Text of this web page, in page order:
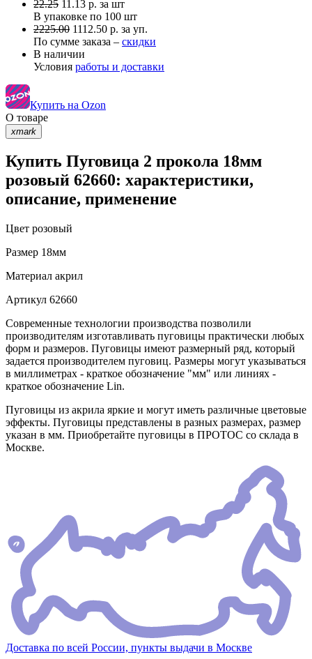
22.25 11.13 р. за шт
В упаковке по 100 шт
2225.00 1112.50 р. за уп.
По сумме заказа – скидки
В наличии
Условия работы и доставки
Купить на Ozon
О товаре
xmark
Купить Пуговица 2 прокола 18мм
розовый 62660: характеристики,
описание, применение
Цвет розовый
Размер 18мм
Материал акрил
Артикул 62660
Современные технологии производства позволили
производителям изготавливать пуговицы практически любых
форм и размеров. Пуговицы имеют размерный ряд, который
задается производителем пуговиц. Размеры могут указываться
в миллиметрах - краткое обозначение "мм" или линиях -
краткое обозначение Lin.
Пуговицы из акрила яркие и могут иметь различные цветовые
эффекты. Пуговицы представлены в разных размерах, размер
указан в мм. Приобретайте пуговицы в ПРОТОС со склада в
Москве.
Доставка по всей России, пункты выдачи в Москве